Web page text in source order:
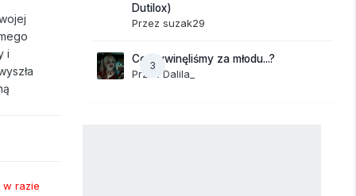
i
w razie
Dutilox)
Przez suzak29
3
Co wywinęliśmy za młodu...?
Przez Dalila_